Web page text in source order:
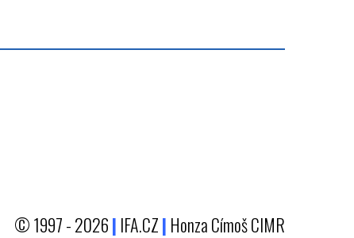
© 1997 - 2026| IFA.CZ| Honza Címoš CIMR